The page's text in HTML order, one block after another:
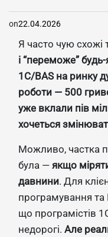
on22.04.2026
Я часто чую схожі
і “переможе”
1С/BAS на ринку
роботи — 500
уже вклали пів
хочеться
Можливо, частка
була — якщо
давнини. Для
програмування та
що програмістів
недорогі. Але